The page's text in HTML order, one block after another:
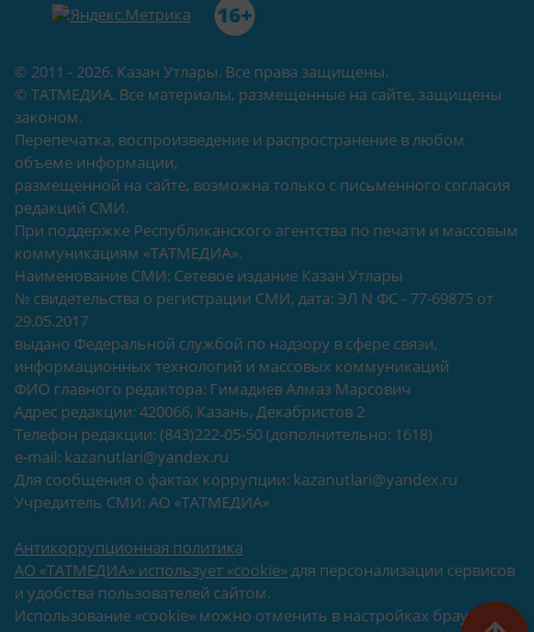
© 2011 - 2026. Казан Утлары. Все права защищены.
© ТАТМЕДИА. Все материалы, размещенные на сайте, защищены
законом.
Перепечатка, воспроизведение и распространение в любом
объеме информации,
размещенной на сайте, возможна только с письменного согласия
редакций СМИ.
При поддержке Республиканского агентства по печати и массовым
коммуникациям «ТАТМЕДИА».
Наименование СМИ: Сетевое издание Казан Утлары
№ свидетельства о регистрации СМИ, дата: ЭЛ N ФС - 77-69875 от
29.05.2017
выдано Федеральной службой по надзору в сфере связи,
информационных технологий и массовых коммуникаций
ФИО главного редактора: Гимадиев Алмаз Марсович
Адрес редакции: 420066, Казань, Декабристов 2
Телефон редакции: (843)222-05-50 (дополнительно: 1618)
e-mail: kazanutlari@yandex.ru
Для сообщения о фактах коррупции: kazanutlari@yandex.ru
Учредитель СМИ: АО «ТАТМЕДИА»
Антикоррупционная политика
АО «ТАТМЕДИА» использует «cookie»для персонализации сервисов
и удобства пользователей сайтом.
Использование «cookie» можно отменить в настройках браузера.
16+